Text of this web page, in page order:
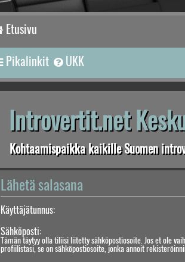
Etusivu
Pikalinkit UKK
Introvertit.net
Kohtaamispaikka kaikille Suomen
Lähetä salasana
Käyttäjätunnus:
Sähköposti:
Tämän täytyy olla tiliisi liitetty sähköpostiosoite. Jos et ole
profiilistasi, se on sähköpostiosoite, jonka annoit